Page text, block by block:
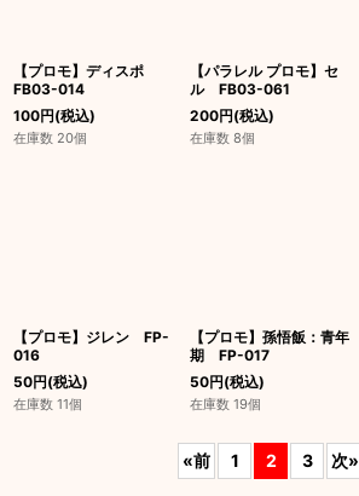
【プロモ】ディスポ
FB03-014
100円(税込)
在庫数 20個
【パラレル プロモ】セ
ル FB03-061
200円(税込)
在庫数 8個
【プロモ】ジレン FP-
016
50円(税込)
在庫数 11個
【プロモ】孫悟飯：青年
期 FP-017
50円(税込)
在庫数 19個
«前 1 2 3 次»